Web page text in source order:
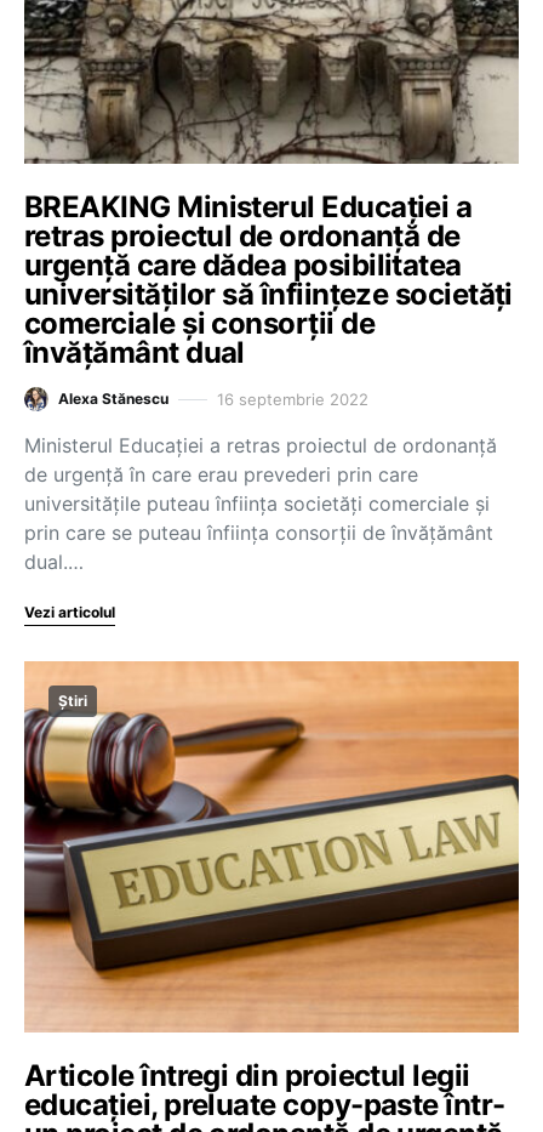
BREAKING Ministerul Educației a
retras proiectul de ordonanță de
urgență care dădea posibilitatea
universităților să înființeze societăți
comerciale și consorții de
învățământ dual
Alexa Stănescu 16 septembrie 2022
Ministerul Educației a retras proiectul de ordonanță
de urgență în care erau prevederi prin care
universitățile puteau înființa societăți comerciale și
prin care se puteau înființa consorții de învățământ
dual.…
Vezi articolul
Știri
Articole întregi din proiectul legii
educației, preluate copy-paste într-